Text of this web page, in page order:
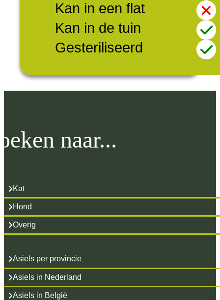
Kan in een flat
Kan in de tuin
Gesteriliseerd
naar...
Kat
Hond
Overig
Asiels per provincie
Asiels in Nederland
Asiels in België